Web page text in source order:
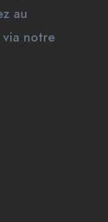
au
notre